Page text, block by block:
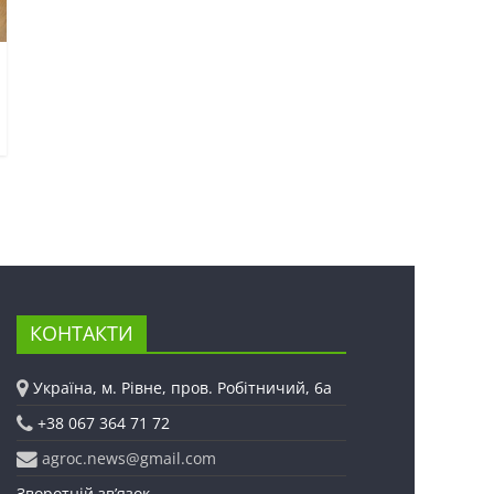
КОНТАКТИ
Україна, м. Рівне, пров. Робітничий, 6а
+38 067 364 71 72
agroc.news@gmail.com